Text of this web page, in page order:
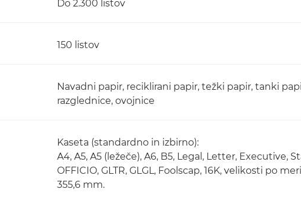
Do 2.300 listov
150 listov
Navadni papir, reciklirani papir, težki papir, tanki
razglednice, ovojnice
Kaseta (standardno in izbirno):
A4, A5, A5 (ležeče), A6, B5, Legal, Letter, Executive,
OFFICIO, GLTR, GLGL, Foolscap, 16K, velikosti po
355,6 mm.